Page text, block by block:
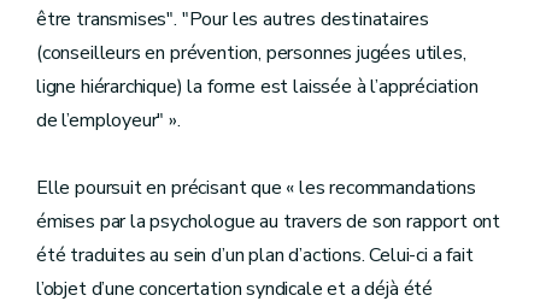
être transmises". "Pour les autres destinataires
(conseilleurs en prévention, personnes jugées utiles,
ligne hiérarchique) la forme est laissée à l’appréciation
de l’employeur" ».
Elle poursuit en précisant que « les recommandations
émises par la psychologue au travers de son rapport ont
été traduites au sein d’un plan d’actions. Celui-ci a fait
l’objet d’une concertation syndicale et a déjà été